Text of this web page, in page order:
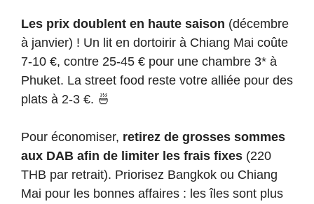
Les prix doublent en haute saison (décembre
à janvier) ! Un lit en dortoirir à Chiang Mai coûte
7-10 €, contre 25-45 € pour une chambre 3* à
Phuket. La street food reste votre alliée pour des
plats à 2-3 €. 🍜
Pour économiser, retirez de grosses sommes
aux DAB afin de limiter les frais fixes (220
THB par retrait). Priorisez Bangkok ou Chiang
Mai pour les bonnes affaires : les îles sont plus